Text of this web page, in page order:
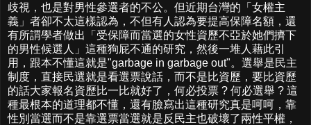
歧視，也是對男性參選者的不公。但近期台灣的「女權主
義」者卻不太這樣認為，不但有人認為要提高保障名額，還
有所謂學者做出「受保障而當選的女性資歷不亞於她們擠下
的男性候選人」這種狗屁不通的研究，然後一堆人藉此引
用，跟本不懂這就是"garbage in garbage out"。選舉是民主
制度，直接民選就是看選票說話，而不是比資歷，要比資歷
的話大家報名資歷比一比就好了，何必投票 ? 何必選舉 ? 這
種最根本的道理都不懂，還有臉寫出這種研究真是呵呵，靠
性別當選而不是靠選票當選就是反民主也破壞了兩性平權，